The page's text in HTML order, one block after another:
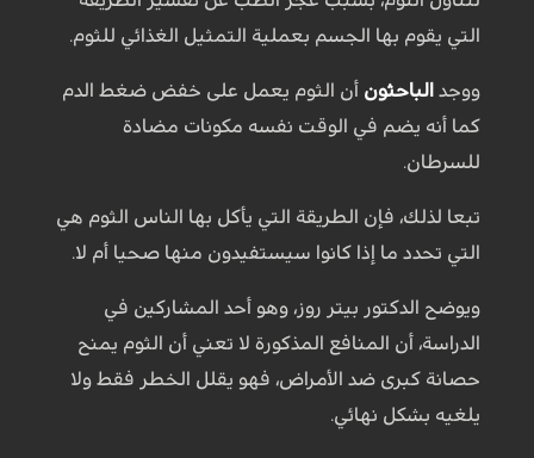
التي يقوم بها الجسم بعملية التمثيل الغذائي للثوم.
ووجد الباحثون أن الثوم يعمل على خفض ضغط الدم
كما أنه يضم في الوقت نفسه مكونات مضادة
للسرطان.
تبعا لذلك، فإن الطريقة التي يأكل بها الناس الثوم هي
التي تحدد ما إذا كانوا سيستفيدون منها صحيا أم لا.
ويوضح الدكتور بيتر روز، وهو أحد المشاركين في
الدراسة، أن المنافع المذكورة لا تعني أن الثوم يمنح
حصانة كبرى ضد الأمراض، فهو يقلل الخطر فقط ولا
يلغيه بشكل نهائي.